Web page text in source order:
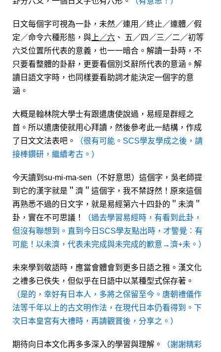
日文每個字可視為一卦，未然／連用／終止／連體／假
定／命令六種形態，與 上／六 、 五／四／三／二／初等
六爻位置所代表的意義，也一一暗合。解讀一卦時，不
只要看整體的卦辭，更要看個別爻辭所代表的意涵。解
讀日語文字時，也同樣要看助詞才能決定一個字的意
涵。
大概是翰林院大學士有跟遣唐使說過，易經是群經之
首。所以遣唐使就用心拜讀，然後參考此一結構，作成
了日文文法表吧。
（很有可能。SCS學友學成之後，請
接棒鑽研，繼續考古。）
今天讀到su-mi-ma-sen（不好意思）這個字，吳老師提
到它的漢字就是＂濟＂這個字，我不禁訝然！原來這個
再熟悉不過的日文字，就是易經第六十四卦的＂未濟＂
卦，實在不可思議！
（過去學習易經時，有看到此卦，
但沒有聯想到。直到今日SCS學友點出時，才警覺︰有
可能！以未濟，代表未完成與未完成的歉意→濟+未。）
未來學到敬語時，應當會體會到更多日語之雅。漢文化
之禮多已佚失，但似乎在日語中以某種型式保存著。
（是的，幸好有日本人，多將之保留至今。唐朝禮儀作
法等千年以上的古文明作法，在現代日本仍看得到。下
次日本皇宮有大禮時，再請觀賞後，分享之。）
期待向日本文化再多多深入的學習與理解。
（謝謝精彩